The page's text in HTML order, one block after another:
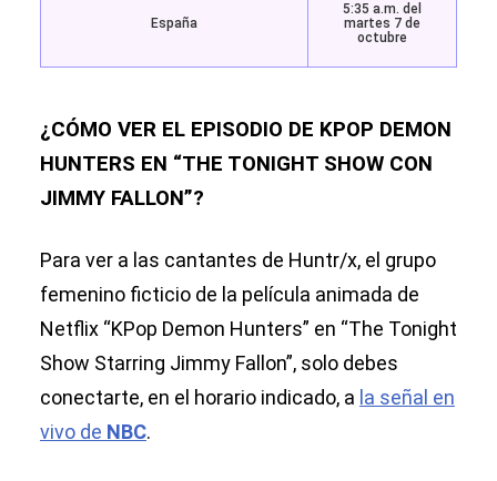
España
5:35 a.m. del
martes 7 de
octubre
¿CÓMO VER EL EPISODIO DE KPOP DEMON
HUNTERS EN “THE TONIGHT SHOW CON
JIMMY FALLON”?
Para ver a las cantantes de Huntr/x, el grupo
femenino ficticio de la película animada de
Netflix “KPop Demon Hunters” en “The Tonight
Show Starring Jimmy Fallon”, solo debes
conectarte, en el horario indicado, a la señal en
vivo de NBC.